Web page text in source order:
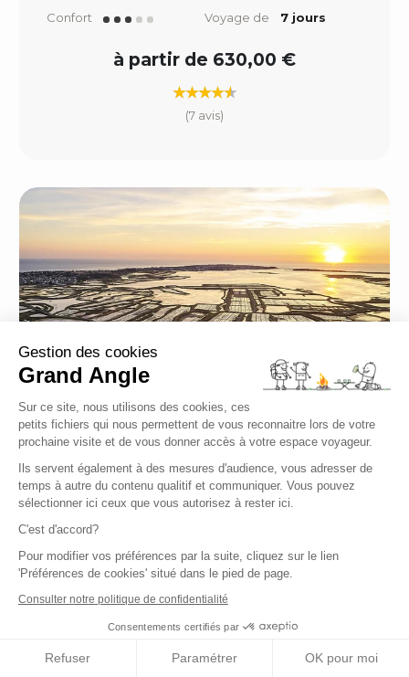
Gestion des cookies
Grand Angle
Sur ce site, nous utilisons des cookies, ces
petits fichiers qui nous permettent de vous reconnaitre lors de votre
prochaine visite et de vous donner accès à votre espace voyageur.
Ils servent également à des mesures d'audience, vous adresser de
temps à autre du contenu qualitif et communiquer. Vous pouvez
sélectionner ici ceux que vous autorisez à rester ici.
C'est d'accord?
Pour modifier vos préférences par la suite, cliquez sur le lien
'Préférences de cookies' situé dans le pied de page.
Consulter notre politique de confidentialité
Consentements certifiés par
Refuser Paramétrer OK pour moi
Confort Voyage de 7 jours
à partir de 630,00 €
(7 avis)
RANDONNÉE LIBERTÉ
Bretagne - Europe - France - FRALP0097
Confort Voyage de 7 jours
à partir de 760,00 €